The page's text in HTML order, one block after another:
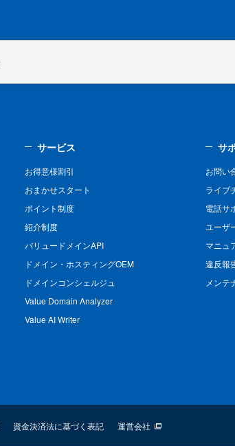
サービス
お得意様割引
おまかせスタート
ポイント制度
紹介制度
バリュードメインAPI
ドメイン・ホスティングOEM
ドメインコンシェルジュ
Value Domain Analyzer
Value AI Writer
サ
お問い
ライブ
電話サ
ユーザ
マニュ
違反報
メンテ
資金決済法に基づく表記 運営会社